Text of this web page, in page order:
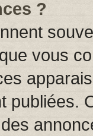
?
vous
publiées.